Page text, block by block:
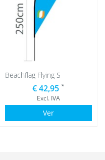
Beachflag Flying S
€ 42,95 *
Excl. IVA
Ver